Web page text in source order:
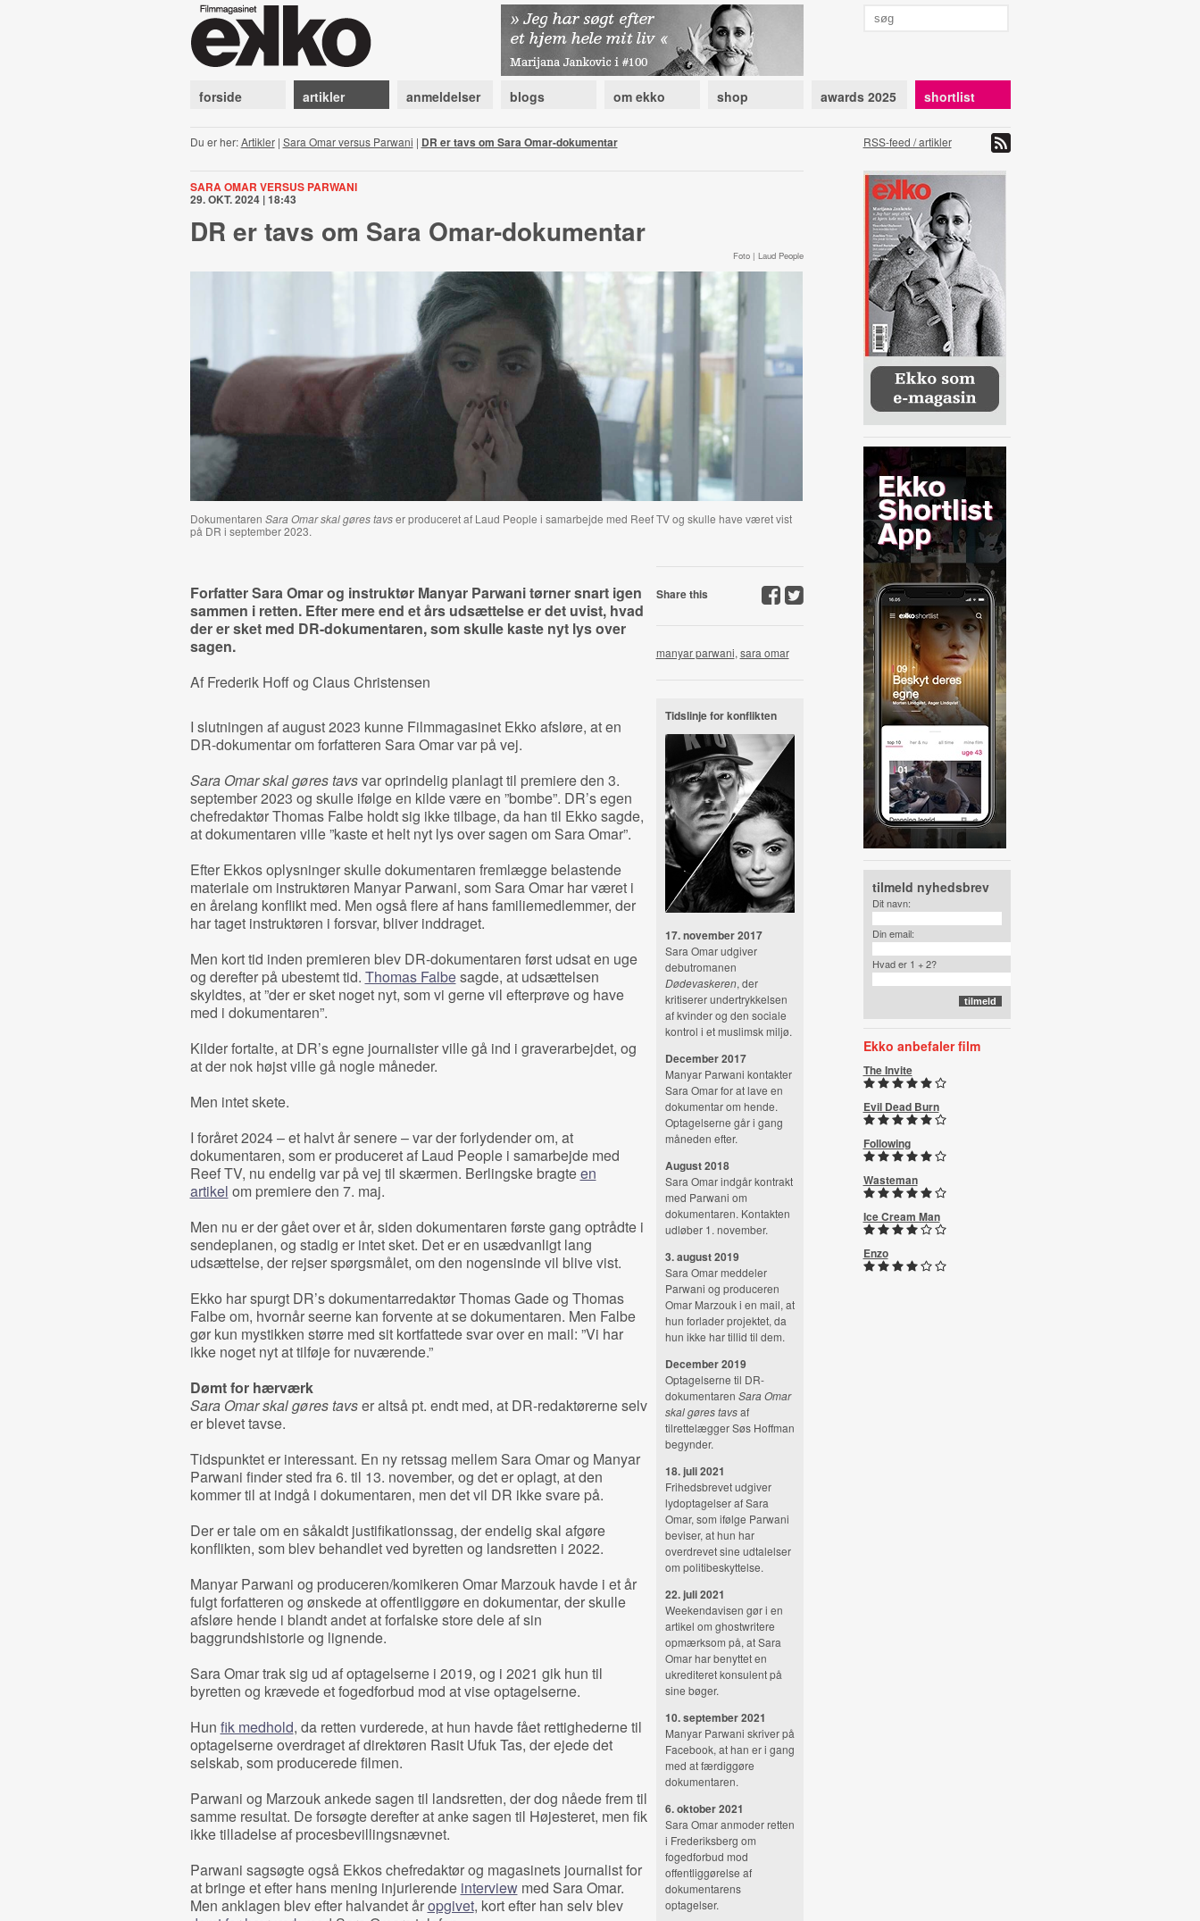
forside artikler anmeldelser blogs om ekko shop awards 2025 shortlist
Du er her:Artikler| Sara Omar versus Parwani | DR er tavs om Sara Omar-dokumentar RSS-feed / artikler
SARA OMAR VERSUS PARWANI
29. OKT. 2024 | 18:43
DR er tavs om Sara Omar-dokumentar
Foto | Laud People
Dokumentaren Sara Omar skal gøres tavser produceret af Laud People i samarbejde med Reef TV og skulle have været vist
på DR i september 2023.
Forfatter Sara Omar og instruktør Manyar Parwanitørner snart igen
sammen i retten. Efter mere end et års udsættelse er det uvist, hvad
der er sket med DR-dokumentaren, som skulle kaste nyt lys over
sagen.
Af Frederik Hoff og Claus Christensen
I slutningen af august 2023 kunne Filmmagasinet Ekko afsløre, at en
DR-dokumentar om forfatteren Sara Omar var på vej.
Sara Omar skal gøres tavsvar oprindelig planlagt til premiere den 3.
september 2023 og skulle ifølge en kilde være en ”bombe”. DR’s egen
chefredaktør Thomas Falbe holdt sig ikke tilbage, da han til Ekko sagde,
at dokumentaren ville ”kaste et helt nyt lys over sagen om Sara Omar”.
Efter Ekkos oplysninger skulle dokumentaren fremlægge belastende
materiale om instruktøren Manyar Parwani, som Sara Omar har været i
en årelang konflikt med. Men også flere af hans familiemedlemmer, der
har taget instruktøren i forsvar, bliver inddraget.
Men kort tid inden premieren blev DR-dokumentaren først udsat en uge
og derefter på ubestemt tid. Thomas Falbesagde, at udsættelsen
skyldtes, at ”der er sket noget nyt, som vi gerne vil efterprøve og have
med i dokumentaren”.
Kilder fortalte, at DR’s egne journalister ville gå ind i graverarbejdet, og
at der nok højst ville gå nogle måneder.
Men intet skete.
I foråret 2024 – et halvt år senere – var der forlydender om, at
dokumentaren, som er produceret af Laud People i samarbejde med
Reef TV, nu endelig var på vej til skærmen. Berlingske bragteen
artikel om premiere den 7. maj.
Men nu er der gået over et år, siden dokumentaren første gang optrådte i
sendeplanen, og stadig er intet sket. Det er en usædvanligt lang
udsættelse, der rejser spørgsmålet, om den nogensinde vil blive vist.
Ekko har spurgt DR’s dokumentarredaktør Thomas Gade og Thomas
Falbe om, hvornår seerne kan forvente at se dokumentaren. Men Falbe
gør kun mystikken større med sit kortfattede svar over en mail: ”Vi har
ikke noget nyt at tilføje for nuværende.”
Dømt for hærværk
Sara Omar skal gøres tavser altså pt. endt med, at DR-redaktørerne selv
er blevet tavse.
Tidspunktet er interessant. En ny retssag mellem Sara Omar og Manyar
Parwani finder sted fra 6. til 13. november, og det er oplagt, at den
kommer til at indgå i dokumentaren, men det vil DR ikke svare på.
Der er tale om en såkaldt justifikationssag, der endelig skal afgøre
konflikten, som blev behandlet ved byretten og landsretten i 2022.
Manyar Parwani og produceren/komikeren Omar Marzouk havde i et år
fulgt forfatteren og ønskede at offentliggøre en dokumentar, der skulle
afsløre hende i blandt andet at forfalske store dele af sin
baggrundshistorie og lignende.
Sara Omar trak sig ud af optagelserne i 2019, og i 2021 gik hun til
byretten og krævede et fogedforbud mod at vise optagelserne.
Hun fik medhold, da retten vurderede, at hun havde fået rettighederne til
optagelserne overdraget af direktøren Rasit Ufuk Tas, der ejede det
selskab, som producerede filmen.
Parwani og Marzouk ankede sagen til landsretten, der dog nåede frem til
samme resultat. De forsøgte derefter at anke sagen til Højesteret, men fik
ikke tilladelse af procesbevillingsnævnet.
Parwani sagsøgte også Ekkos chefredaktør og magasinets journalist for
at bringe et efter hans mening injurierende interviewmed Sara Omar.
Men anklagen blev efter halvandet åropgivet, kort efter han selv blev
Share this
manyar parwani, sara omar
Tidslinje for konflikten
17. november 2017
Sara Omar udgiver
debutromanen
Dødevaskeren, der
kritiserer undertrykkelsen
af kvinder og den sociale
kontrol i et muslimsk miljø.
December 2017
Manyar Parwani kontakter
Sara Omar for at lave en
dokumentar om hende.
Optagelserne går i gang
måneden efter.
August 2018
Sara Omar indgår kontrakt
med Parwani om
dokumentaren. Kontakten
udløber 1. november.
3. august 2019
Sara Omar meddeler
Parwani og produceren
Omar Marzouk i en mail, at
hun forlader projektet, da
hun ikke har tillid til dem.
December 2019
Optagelserne til DR-
dokumentaren Sara Omar
skal gøres tavsaf
tilrettelægger Søs Hoffman
begynder.
18. juli 2021
Frihedsbrevet udgiver
lydoptagelser af Sara
Omar, som ifølge Parwani
beviser, at hun har
overdrevet sine udtalelser
om politibeskyttelse.
22. juli 2021
Weekendavisen gør i en
artikel om ghostwritere
opmærksom på, at Sara
Omar har benyttet en
ukrediteret konsulent på
sine bøger.
10. september 2021
Manyar Parwani skriver på
Facebook, at han er i gang
med at færdiggøre
dokumentaren.
6. oktober 2021
Sara Omar anmoder retten
i Frederiksberg om
fogedforbud mod
offentliggørelse af
dokumentarens
optagelser.
tilmeld nyhedsbrev
Dit navn:
Din email:
Hvad er 1 + 2?
Ekko anbefaler film
The Invite
Evil Dead Burn
Following
Wasteman
Ice Cream Man
Enzo